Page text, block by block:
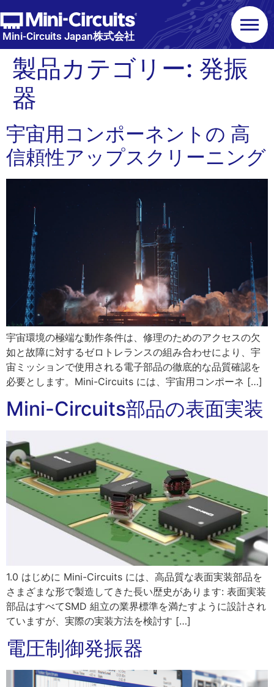
Mini-Circuits Japan株式会社
製品カテゴリー: 発振
器
宇宙用コンポーネントの 高
信頼性アップスクリーニング
宇宙環境の極端な動作条件は、修理のためのアクセスの欠
如と故障に対するゼロトレランスの組み合わせにより、宇
宙ミッションで使用される電子部品の徹底的な品質確認を
必要とします。Mini-Circuits には、宇宙用コンポーネ […]
Mini-Circuits部品の表面実装
1.0 はじめに Mini-Circuits には、高品質な表面実装部品を
さまざまな形で製造してきた長い歴史があります: 表面実装
部品はすべてSMD 組立の業界標準を満たすように設計され
ていますが、実際の実装方法を検討す […]
電圧制御発振器